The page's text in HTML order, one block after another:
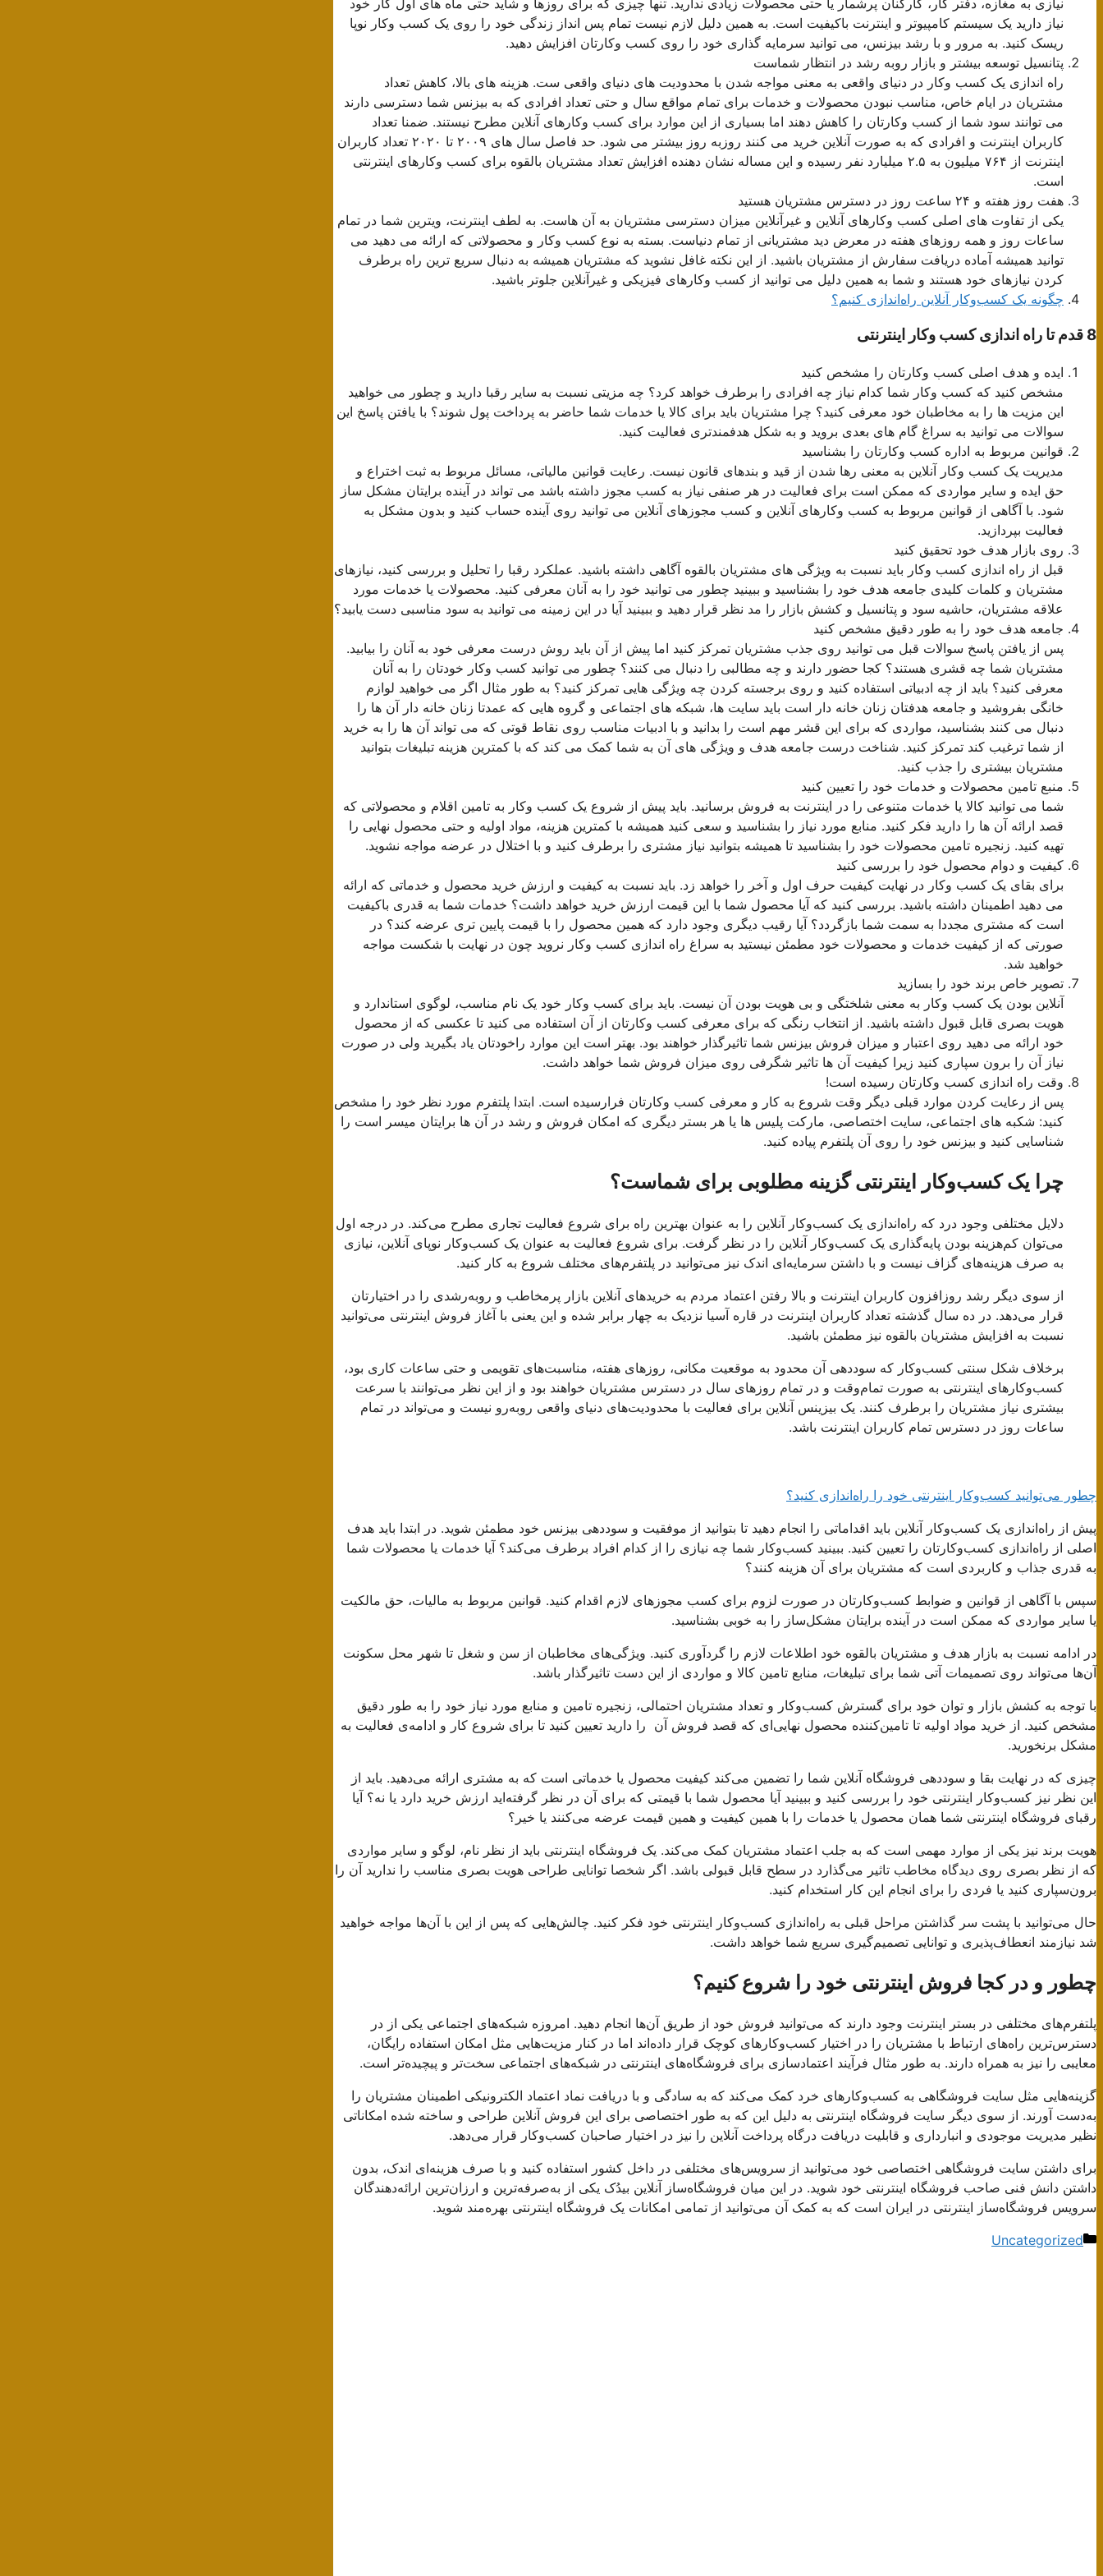
نیاز دارید یک سیستم کامپیوتر و اینترنت باکیفیت است. به همین دلیل لازم نیست تمام پس انداز زندگی خود را روی یک کسب وکار نوپا
ریسک کنید. به مرور و با رشد بیزنس، می توانید سرمایه گذاری خود را روی کسب وکارتان افزایش دهید.
پتانسیل توسعه بیشتر و بازار روبه رشد در انتظار شماست
راه اندازی یک کسب وکار در دنیای واقعی به معنی مواجه شدن با محدودیت های دنیای واقعی ست. هزینه های بالا، کاهش تعداد
مشتریان در ایام خاص، مناسب نبودن محصولات و خدمات برای تمام مواقع سال و حتی تعداد افرادی که به بیزنس شما دسترسی دارند
می توانند سود شما از کسب وکارتان را کاهش دهند اما بسیاری از این موارد برای کسب وکارهای آنلاین مطرح نیستند. ضمنا تعداد
کاربران اینترنت و افرادی که به صورت آنلاین خرید می کنند روزبه روز بیشتر می شود. حد فاصل سال های ۲۰۰۹ تا ۲۰۲۰ تعداد کاربران
اینترنت از ۷۶۴ میلیون به ۲.۵ میلیارد نفر رسیده و این مساله نشان دهنده افزایش تعداد مشتریان بالقوه برای کسب وکارهای اینترنتی
است.
هفت روز هفته و ۲۴ ساعت روز در دسترس مشتریان هستید
یکی از تفاوت های اصلی کسب وکارهای آنلاین و غیرآنلاین میزان دسترسی مشتریان به آن هاست. به لطف اینترنت، ویترین شما در تمام
ساعات روز و همه روزهای هفته در معرض دید مشتریانی از تمام دنیاست. بسته به نوع کسب وکار و محصولاتی که ارائه می دهید می
توانید همیشه آماده دریافت سفارش از مشتریان باشید. از این نکته غافل نشوید که مشتریان همیشه به دنبال سریع ترین راه برطرف
کردن نیازهای خود هستند و شما به همین دلیل می توانید از کسب وکارهای فیزیکی و غیرآنلاین جلوتر باشید.
چگونه یک کسب‌وکار آنلاین راه‌اندازی کنیم؟
8 قدم تا راه اندازی کسب وکار اینترنتی
ایده و هدف اصلی کسب وکارتان را مشخص کنید
مشخص کنید که کسب وکار شما کدام نیاز چه افرادی را برطرف خواهد کرد؟ چه مزیتی نسبت به سایر رقبا دارید و چطور می خواهید
این مزیت ها را به مخاطبان خود معرفی کنید؟ چرا مشتریان باید برای کالا یا خدمات شما حاضر به پرداخت پول شوند؟ با یافتن پاسخ این
سوالات می توانید به سراغ گام های بعدی بروید و به شکل هدفمندتری فعالیت کنید.
قوانین مربوط به اداره کسب وکارتان را بشناسید
مدیریت یک کسب وکار آنلاین به معنی رها شدن از قید و بندهای قانون نیست. رعایت قوانین مالیاتی، مسائل مربوط به ثبت اختراع و
حق ایده و سایر مواردی که ممکن است برای فعالیت در هر صنفی نیاز به کسب مجوز داشته باشد می تواند در آینده برایتان مشکل ساز
شود. با آگاهی از قوانین مربوط به کسب وکارهای آنلاین و کسب مجوزهای آنلاین می توانید روی آینده حساب کنید و بدون مشکل به
فعالیت بپردازید.
روی بازار هدف خود تحقیق کنید
قبل از راه اندازی کسب وکار باید نسبت به ویژگی های مشتریان بالقوه آگاهی داشته باشید. عملکرد رقبا را تحلیل و بررسی کنید، نیازهای
مشتریان و کلمات کلیدی جامعه هدف خود را بشناسید و ببینید چطور می توانید خود را به آنان معرفی کنید. محصولات یا خدمات مورد
علاقه مشتریان، حاشیه سود و پتانسیل و کشش بازار را مد نظر قرار دهید و ببینید آیا در این زمینه می توانید به سود مناسبی دست یابید؟
جامعه هدف خود را به طور دقیق مشخص کنید
پس از یافتن پاسخ سوالات قبل می توانید روی جذب مشتریان تمرکز کنید اما پیش از آن باید روش درست معرفی خود به آنان را بیابید.
مشتریان شما چه قشری هستند؟ کجا حضور دارند و چه مطالبی را دنبال می کنند؟ چطور می توانید کسب وکار خودتان را به آنان
معرفی کنید؟ باید از چه ادبیاتی استفاده کنید و روی برجسته کردن چه ویژگی هایی تمرکز کنید؟ به طور مثال اگر می خواهید لوازم
خانگی بفروشید و جامعه هدفتان زنان خانه دار است باید سایت ها، شبکه های اجتماعی و گروه هایی که عمدتا زنان خانه دار آن ها را
دنبال می کنند بشناسید، مواردی که برای این قشر مهم است را بدانید و با ادبیات مناسب روی نقاط قوتی که می تواند آن ها را به خرید
از شما ترغیب کند تمرکز کنید. شناخت درست جامعه هدف و ویژگی های آن به شما کمک می کند که با کمترین هزینه تبلیغات بتوانید
مشتریان بیشتری را جذب کنید.
منبع تامین محصولات و خدمات خود را تعیین کنید
شما می توانید کالا یا خدمات متنوعی را در اینترنت به فروش برسانید. باید پیش از شروع یک کسب وکار به تامین اقلام و محصولاتی که
قصد ارائه آن ها را دارید فکر کنید. منابع مورد نیاز را بشناسید و سعی کنید همیشه با کمترین هزینه، مواد اولیه و حتی محصول نهایی را
تهیه کنید. زنجیره تامین محصولات خود را بشناسید تا همیشه بتوانید نیاز مشتری را برطرف کنید و با اختلال در عرضه مواجه نشوید.
کیفیت و دوام محصول خود را بررسی کنید
برای بقای یک کسب وکار در نهایت کیفیت حرف اول و آخر را خواهد زد. باید نسبت به کیفیت و ارزش خرید محصول و خدماتی که ارائه
می دهید اطمینان داشته باشید. بررسی کنید که آیا محصول شما با این قیمت ارزش خرید خواهد داشت؟ خدمات شما به قدری باکیفیت
است که مشتری مجددا به سمت شما بازگردد؟ آیا رقیب دیگری وجود دارد که همین محصول را با قیمت پایین تری عرضه کند؟ در
صورتی که از کیفیت خدمات و محصولات خود مطمئن نیستید به سراغ راه اندازی کسب وکار نروید چون در نهایت با شکست مواجه
خواهید شد.
تصویر خاص برند خود را بسازید
آنلاین بودن یک کسب وکار به معنی شلختگی و بی هویت بودن آن نیست. باید برای کسب وکار خود یک نام مناسب، لوگوی استاندارد و
هویت بصری قابل قبول داشته باشید. از انتخاب رنگی که برای معرفی کسب وکارتان از آن استفاده می کنید تا عکسی که از محصول
خود ارائه می دهید روی اعتبار و میزان فروش بیزنس شما تاثیرگذار خواهند بود. بهتر است این موارد راخودتان یاد بگیرید ولی در صورت
نیاز آن را برون سپاری کنید زیرا کیفیت آن ها تاثیر شگرفی روی میزان فروش شما خواهد داشت.
وقت راه اندازی کسب وکارتان رسیده است!
پس از رعایت کردن موارد قبلی دیگر وقت شروع به کار و معرفی کسب وکارتان فرارسیده است. ابتدا پلتفرم مورد نظر خود را مشخص
کنید: شکبه های اجتماعی، سایت اختصاصی، مارکت پلیس ها یا هر بستر دیگری که امکان فروش و رشد در آن ها برایتان میسر است را
شناسایی کنید و بیزنس خود را روی آن پلتفرم پیاده کنید.
چرا یک کسب‌وکار اینترنتی گزینه مطلوبی برای شماست؟
دلایل مختلفی وجود درد که راه‌اندازی یک کسب‌وکار آنلاین را به عنوان بهترین راه برای شروع فعالیت تجاری مطرح می‌کند. در درجه اول
می‌توان کم‌هزینه بودن پایه‌گذاری یک کسب‌وکار آنلاین را در نظر گرفت. برای شروع فعالیت به عنوان یک کسب‌وکار نوپای آنلاین، نیازی
به صرف هزینه‌های گزاف نیست و با داشتن سرمایه‌ای اندک نیز می‌توانید در پلتفرم‌های مختلف شروع به کار کنید.
از سوی دیگر رشد روزافزون کاربران اینترنت و بالا رفتن اعتماد مردم به خریدهای آنلاین بازار پرمخاطب و روبه‌رشدی را در اختیارتان
قرار می‌دهد. در ده سال گذشته تعداد کاربران اینترنت در قاره آسیا نزدیک به چهار برابر شده و این یعنی با آغاز فروش اینترنتی می‌توانید
نسبت به افزایش مشتریان بالقوه نیز مطمئن باشید.
برخلاف شکل سنتی کسب‌وکار که سوددهی آن محدود به موقعیت مکانی، روزهای هفته، مناسبت‌های تقویمی و حتی ساعات کاری بود،
کسب‌وکارهای اینترنتی به صورت تمام‌وقت و در تمام روزهای سال در دسترس مشتریان خواهند بود و از این نظر می‌توانند با سرعت
بیشتری نیاز مشتریان را برطرف کنند. یک بیزینس آنلاین برای فعالیت با محدودیت‌های دنیای واقعی روبه‌رو نیست و می‌تواند در تمام
ساعات روز در دسترس تمام کاربران اینترنت باشد.
چطور می‌توانید کسب‌وکار اینترنتی خود را راه‌اندازی کنید؟
پیش از راه‌اندازی یک کسب‌وکار آنلاین باید اقداماتی را انجام دهید تا بتوانید از موفقیت و سوددهی بیزنس خود مطمئن شوید. در ابتدا باید هدف
اصلی از راه‌اندازی کسب‌وکارتان را تعیین کنید. ببینید کسب‌وکار شما چه نیازی را از کدام افراد برطرف می‌کند؟ آیا خدمات یا محصولات شما
به قدری جذاب و کاربردی است که مشتریان برای آن هزینه کنند؟
سپس با آگاهی از قوانین و ضوابط کسب‌وکارتان در صورت لزوم برای کسب مجوزهای لازم اقدام کنید. قوانین مربوط به مالیات، حق مالکیت
یا سایر مواردی که ممکن است در آینده برایتان مشکل‌ساز را به خوبی بشناسید.
در ادامه نسبت به بازار هدف و مشتریان بالقوه خود اطلاعات لازم را گردآوری کنید. ویژگی‌های مخاطبان از سن و شغل تا شهر محل سکونت
آن‌ها می‌تواند روی تصمیمات آتی شما برای تبلیغات، منابع تامین کالا و مواردی از این دست تاثیرگذار باشد.
با توجه به کشش بازار و توان خود برای گسترش کسب‌وکار و تعداد مشتریان احتمالی، زنجیره تامین و منابع مورد نیاز خود را به طور دقیق
مشخص کنید. از خرید مواد اولیه تا تامین‌کننده محصول نهایی‌ای که قصد فروش آن را دارید تعیین کنید تا برای شروع کار و ادامه‌ی فعالیت به
مشکل برنخورید.
چیزی که در نهایت بقا و سوددهی فروشگاه آنلاین شما را تضمین می‌کند کیفیت محصول یا خدماتی است که به مشتری ارائه می‌دهید. باید از
این نظر نیز کسب‌وکار اینترنتی خود را بررسی کنید و ببینید آیا محصول شما با قیمتی که برای آن در نظر گرفته‌اید ارزش خرید دارد یا نه؟ آیا
رقبای فروشگاه اینترنتی شما همان محصول یا خدمات را با همین کیفیت و همین قیمت عرضه می‌کنند یا خیر؟
هویت برند نیز یکی از موارد مهمی است که به جلب اعتماد مشتریان کمک می‌کند. یک فروشگاه اینترنتی باید از نظر نام، لوگو و سایر مواردی
که از نظر بصری روی دیدگاه مخاطب تاثیر می‌‌گذارد در سطح قابل قبولی باشد. اگر شخصا توانایی طراحی هویت بصری مناسب را ندارید آن را
برون‌سپاری کنید یا فردی را برای انجام این کار استخدام کنید.
حال می‌توانید با پشت سر گذاشتن مراحل قبلی به راه‌اندازی کسب‌وکار اینترنتی خود فکر کنید. چالش‌هایی که پس از این با آن‌ها مواجه خواهید
شد نیازمند انعطاف‌پذیری و توانایی تصمیم‌گیری سریع شما خواهد داشت.
چطور و در کجا فروش اینترنتی خود را شروع کنیم؟
پلتفرم‌های مختلفی در بستر اینترنت وجود دارند که می‌توانید فروش خود از طریق آن‌ها انجام دهید. امروزه شبکه‌های اجتماعی یکی از در
دسترس‌ترین راه‌های ارتباط با مشتریان را در اختیار کسب‌وکارهای کوچک قرار داده‌اند اما در کنار مزیت‌هایی مثل امکان استفاده رایگان،
معایبی را نیز به همراه دارند. به طور مثال فرآیند اعتمادسازی برای فروشگاه‌های اینترنتی در شبکه‌های اجتماعی سخت‌تر و پیچیده‌تر است.
گزینه‌هایی مثل سایت فروشگاهی به کسب‌وکارهای خرد کمک می‌کند که به سادگی و با دریافت نماد اعتماد الکترونیکی اطمینان مشتریان را
به‌دست آورند. از سوی دیگر سایت فروشگاه اینترنتی به دلیل این که به طور اختصاصی برای این فروش آنلاین طراحی و ساخته شده امکاناتی
نظیر مدیریت موجودی و انبارداری و قابلیت دریافت درگاه پرداخت آنلاین را نیز در اختیار صاحبان کسب‌وکار قرار می‌دهد.
برای داشتن سایت فروشگاهی اختصاصی خود می‌توانید از سرویس‌های مختلفی در داخل کشور استفاده کنید و با صرف هزینه‌ای اندک، بدون
داشتن دانش فنی صاحب فروشگاه اینترنتی خود شوید. در این میان فروشگاه‌ساز آنلاین بیدُک یکی از به‌صرفه‌ترین و ارزان‌ترین ارائه‌دهندگان
سرویس فروشگاه‌ساز اینترنتی در ایران است که به کمک آن می‌توانید از تمامی امکانات یک فروشگاه اینترنتی بهره‌مند شوید.
دسته‌ها
Uncategorized